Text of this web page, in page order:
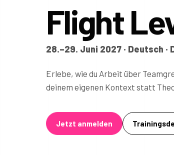
Flight
28.–29. Juni 2027 · Deutsch ·
Erlebe, wie du Arbeit über
deinem eigenen Kontext statt
Jetzt anmelden